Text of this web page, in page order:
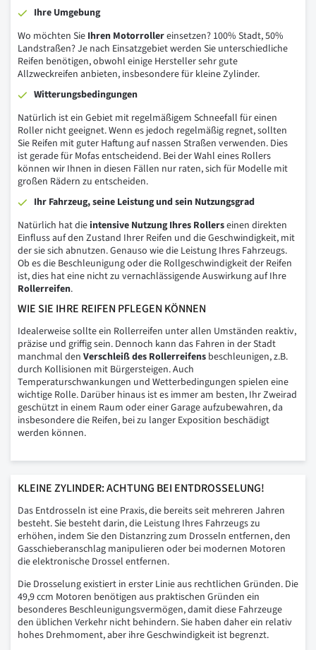
Ihre Umgebung
Wo möchten Sie Ihren Motorrollereinsetzen? 100% Stadt, 50%
Landstraßen? Je nach Einsatzgebiet werden Sie unterschiedliche
Reifen benötigen, obwohl einige Hersteller sehr gute
Allzweckreifen anbieten, insbesondere für kleine Zylinder.
Witterungsbedingungen
Natürlich ist ein Gebiet mit regelmäßigem Schneefall für einen
Roller nicht geeignet. Wenn es jedoch regelmäßig regnet, sollten
Sie Reifen mit guter Haftung auf nassen Straßen verwenden. Dies
ist gerade für Mofas entscheidend. Bei der Wahl eines Rollers
können wir Ihnen in diesen Fällen nur raten, sich für Modelle mit
großen Rädern zu entscheiden.
Ihr Fahrzeug, seine Leistung und sein Nutzungsgrad
Natürlich hat die intensive Nutzung Ihres Rollerseinen direkten
Einfluss auf den Zustand Ihrer Reifen und die Geschwindigkeit, mit
der sie sich abnutzen. Genauso wie die Leistung Ihres Fahrzeugs.
Ob es die Beschleunigung oder die Rollgeschwindigkeit der Reifen
ist, dies hat eine nicht zu vernachlässigende Auswirkung auf Ihre
Rollerreifen.
WIE SIE IHRE REIFEN PFLEGEN KÖNNEN
Idealerweise sollte ein Rollerreifen unter allen Umständen reaktiv,
präzise und griffig sein. Dennoch kann das Fahren in der Stadt
manchmal den Verschleiß des Rollerreifens beschleunigen, z.B.
durch Kollisionen mit Bürgersteigen. Auch
Temperaturschwankungen und Wetterbedingungen spielen eine
wichtige Rolle. Darüber hinaus ist es immer am besten, Ihr Zweirad
geschützt in einem Raum oder einer Garage aufzubewahren, da
insbesondere die Reifen, bei zu langer Exposition beschädigt
werden können.
KLEINE ZYLINDER: ACHTUNG BEI ENTDROSSELUNG!
Das Entdrosseln ist eine Praxis, die bereits seit mehreren Jahren
besteht. Sie besteht darin, die Leistung Ihres Fahrzeugs zu
erhöhen, indem Sie den Distanzring zum Drosseln entfernen, den
Gasschieberanschlag manipulieren oder bei modernen Motoren
die elektronische Drossel entfernen.
Die Drosselung existiert in erster Linie aus rechtlichen Gründen. Die
49,9 ccm Motoren benötigen aus praktischen Gründen ein
besonderes Beschleunigungsvermögen, damit diese Fahrzeuge
den üblichen Verkehr nicht behindern. Sie haben daher ein relativ
hohes Drehmoment, aber ihre Geschwindigkeit ist begrenzt.